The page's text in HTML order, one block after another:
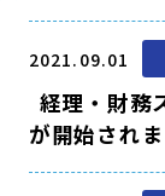
2021.09.01
経理・財務
が開始されま